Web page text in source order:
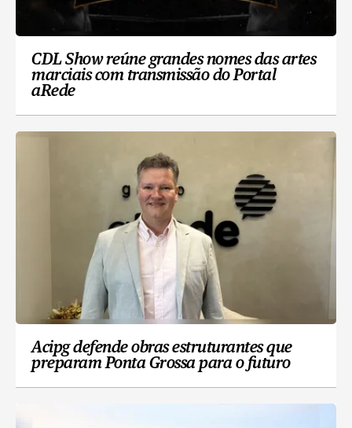
CDL Show reúne grandes nomes das artes
marciais com transmissão do Portal
aRede
Acipg defende obras estruturantes que
preparam Ponta Grossa para o futuro